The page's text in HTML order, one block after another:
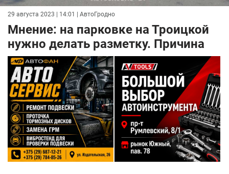
29 августа 2023 | 14:01 | АвтоГродно
Мнение: на парковке на Троицкой
нужно делать разметку. Причина